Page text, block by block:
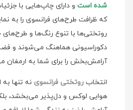
شده است و دارای چاپ‌هایی با
که ظرافت طرح‌های فرانسوی را به
روتختی‌ها با تنوع رنگ‌ها و طرح‌های
دکوراسیونی هماهنگ می‌شوند و
آرامش‌بخش را برای شما به ارمغان
انتخاب روتختی فرانسوی نه تنها
هوایی لوکس و دل‌پذیر می‌بخشد،